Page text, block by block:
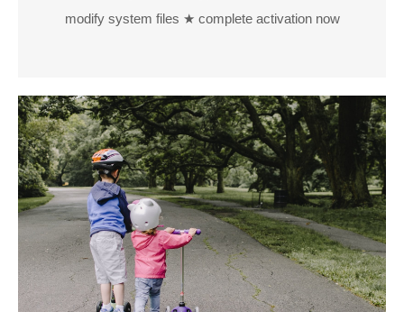
modify system files ★ complete activation now